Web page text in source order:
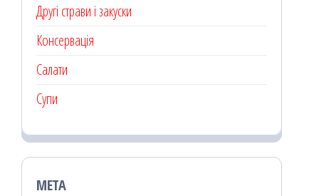
Другі страви і закуски
Консервація
Салати
Супи
МЕТА